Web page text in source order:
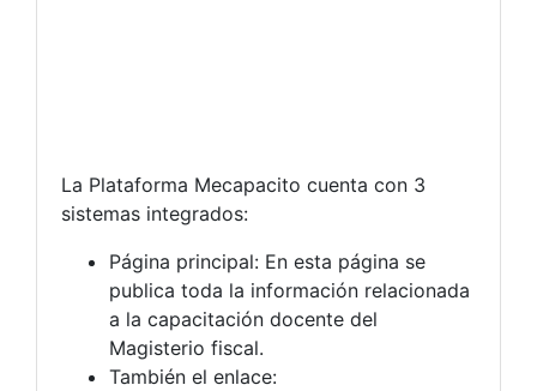
La Plataforma Mecapacito cuenta con 3
sistemas integrados:
Página principal: En esta página se
publica toda la información relacionada
a la capacitación docente del
Magisterio fiscal.
También el enlace: